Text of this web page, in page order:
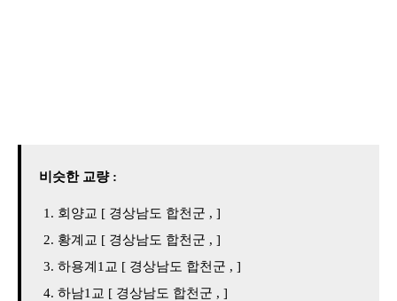
비슷한 교량 :
회양교 [ 경상남도 합천군 , ]
황계교 [ 경상남도 합천군 , ]
하용계1교 [ 경상남도 합천군 , ]
하남1교 [ 경상남도 합천군 , ]